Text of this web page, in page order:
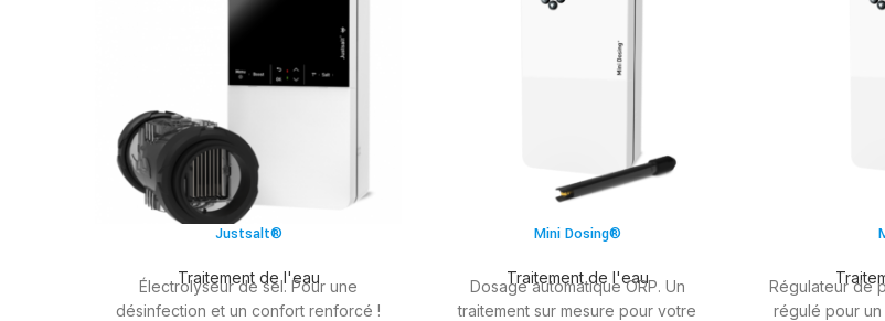
Justsalt®
Traitement de l'eau
Électrolyseur de sel. Pour une
désinfection et un confort renforcé !
Mini Dosing®
Traitement de l'eau
Dosage automatique ORP. Un
traitement sur mesure pour votre
Régulateur de
régulé pour